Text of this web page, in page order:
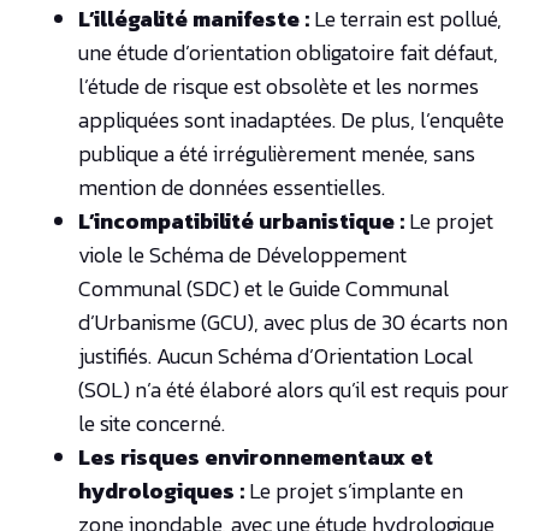
L’illégalité manifeste :Le terrain est pollué,
une étude d’orientation obligatoire fait défaut,
l’étude de risque est obsolète et les normes
appliquées sont inadaptées. De plus, l’enquête
publique a été irrégulièrement menée, sans
mention de données essentielles.
L’incompatibilité urbanistique :Le projet
viole le Schéma de Développement
Communal (SDC) et le Guide Communal
d’Urbanisme (GCU), avec plus de 30 écarts non
justifiés. Aucun Schéma d’Orientation Local
(SOL) n’a été élaboré alors qu’il est requis pour
le site concerné.
Les risques environnementaux et
hydrologiques :Le projet s’implante en
zone inondable, avec une étude hydrologique